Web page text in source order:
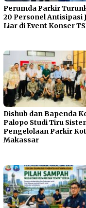
Perumda Parkir
20 Personel Antisipasi
Liar di Event Konser
Dishub dan Bapenda
Palopo Studi Tiru
Pengelolaan Parkir
Makassar